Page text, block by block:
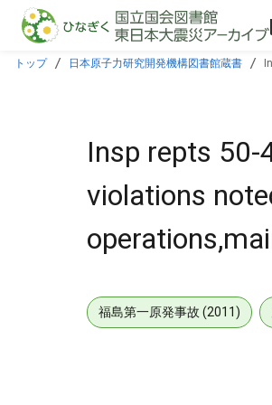
本文に飛ぶ
トップ 日本原子力研究開発機構図書館蔵書
Insp repts
violations
福島第一原発事故 (2011)